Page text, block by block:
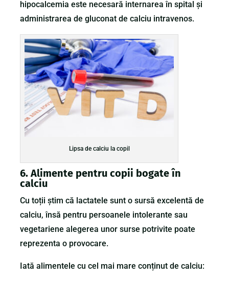
hipocalcemia este necesară internarea în spital și
administrarea de gluconat de calciu intravenos.
Lipsa de calciu la copil
6. Alimente pentru copii bogate în
calciu
Cu toții știm că lactatele sunt o sursă excelentă de
calciu, însă pentru persoanele intolerante sau
vegetariene alegerea unor surse potrivite poate
reprezenta o provocare.
Iată alimentele cu cel mai mare conținut de calciu: